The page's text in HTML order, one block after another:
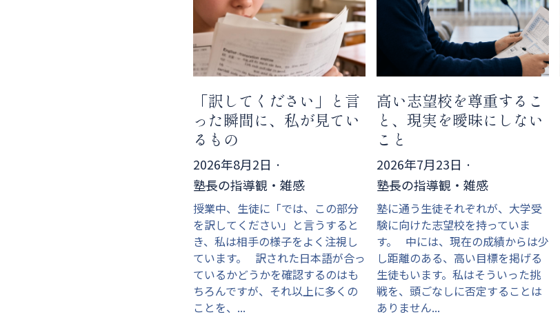
「訳してください」と言
った瞬間に、私が見てい
るもの
2026年8月2日 ·
塾長の指導観・雑感
授業中、生徒に「では、この部分
を訳してください」と言うすると
き、私は相手の様子をよく注視し
ています。 訳された日本語が合っ
ているかどうかを確認するのはも
ちろんですが、それ以上に多くの
ことを、...
高い志望校を尊重するこ
と、現実を曖昧にしない
こと
2026年7月23日 ·
塾長の指導観・雑感
塾に通う生徒それぞれが、大学受
験に向けた志望校を持っていま
す。 中には、現在の成績からは少
し距離のある、高い目標を掲げる
生徒もいます。私はそういった挑
戦を、頭ごなしに否定することは
ありません...